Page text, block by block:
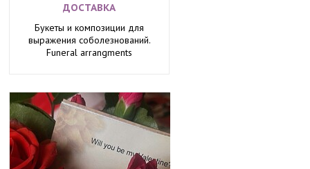
ДОСТАВКА
Букеты и композиции для
выражения соболезнований.
Funeral arrangments